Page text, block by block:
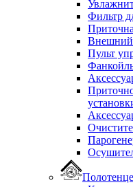
Фильтр
Внешний
Пульт